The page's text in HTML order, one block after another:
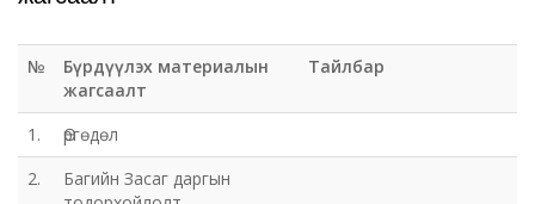
№
Бүрдүүлэх материалын
жагсаалт
Тайлбар
1.
Өргөдөл
2.
Багийн Засаг даргын